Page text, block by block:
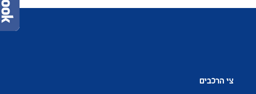
צי הרכבים